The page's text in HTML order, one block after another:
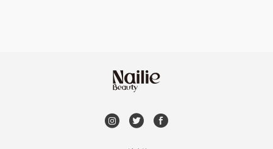
姪浜・筑前前原・九大学研都市